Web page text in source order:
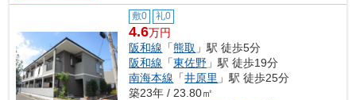
敷0 礼0
4.6万円
阪和線 「熊取 」駅 徒歩5分
阪和線 「東佐野 」駅 徒歩19分
南海本線 「井原里 」駅 徒歩25分
築23年 / 23.80㎡